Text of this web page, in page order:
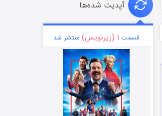
آپدیت شده‌ها
قسمت ۱ (زیرنویس) منتشر شد